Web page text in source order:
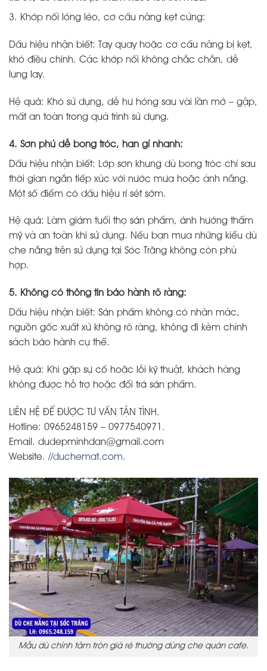
3. Khớp nối lỏng lẻo, cơ cấu nâng kẹt cứng:
Dấu hiệu nhận biết: Tay quay hoặc cơ cấu nâng bị kẹt,
khó điều chỉnh. Các khớp nối không chắc chắn, dễ
lung lay.
Hệ quả: Khó sử dụng, dễ hư hỏng sau vài lần mở – gập,
mất an toàn trong quá trình sử dụng.
4. Sơn phủ dễ bong tróc, han gỉ nhanh:
Dấu hiệu nhận biết: Lớp sơn khung dù bong tróc chỉ sau
thời gian ngắn tiếp xúc với nước mưa hoặc ánh nắng.
Một số điểm có dấu hiệu rỉ sét sớm.
Hệ quả: Làm giảm tuổi thọ sản phẩm, ảnh hưởng thẩm
mỹ và an toàn khi sử dụng. Nếu bạn mua những kiểu dù
che nắng trên sử dụng tại Sóc Trăng không còn phù
hợp.
5. Không có thông tin bảo hành rõ ràng:
Dấu hiệu nhận biết: Sản phẩm không có nhãn mác,
nguồn gốc xuất xứ không rõ ràng, không đi kèm chính
sách bảo hành cụ thể.
Hệ quả: Khi gặp sự cố hoặc lỗi kỹ thuật, khách hàng
không được hỗ trợ hoặc đổi trả sản phẩm.
LIÊN HỆ ĐỂ ĐƯỢC TƯ VẤN TẬN TÌNH.
Hotline: 0965248159 – 0977540971.
Email. dudepminhdan@gmail.com
Website. //duchemat.com.
Mẫu dù chính tâm tròn giá rẻ thường dùng che quán cafe.